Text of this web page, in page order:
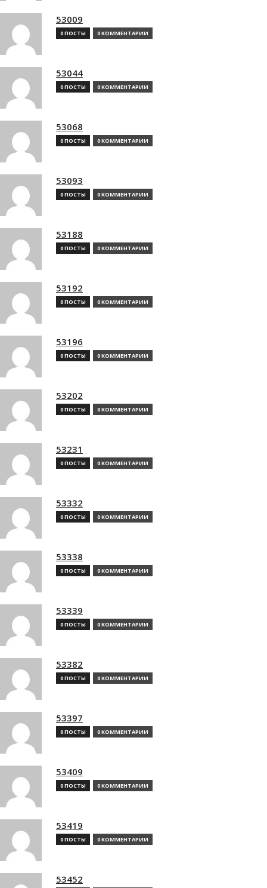
53009
0 ПОСТЫ 0 КОММЕНТАРИИ
53044
0 ПОСТЫ 0 КОММЕНТАРИИ
53068
0 ПОСТЫ 0 КОММЕНТАРИИ
53093
0 ПОСТЫ 0 КОММЕНТАРИИ
53188
0 ПОСТЫ 0 КОММЕНТАРИИ
53192
0 ПОСТЫ 0 КОММЕНТАРИИ
53196
0 ПОСТЫ 0 КОММЕНТАРИИ
53202
0 ПОСТЫ 0 КОММЕНТАРИИ
53231
0 ПОСТЫ 0 КОММЕНТАРИИ
53332
0 ПОСТЫ 0 КОММЕНТАРИИ
53338
0 ПОСТЫ 0 КОММЕНТАРИИ
53339
0 ПОСТЫ 0 КОММЕНТАРИИ
53382
0 ПОСТЫ 0 КОММЕНТАРИИ
53397
0 ПОСТЫ 0 КОММЕНТАРИИ
53409
0 ПОСТЫ 0 КОММЕНТАРИИ
53419
0 ПОСТЫ 0 КОММЕНТАРИИ
53452